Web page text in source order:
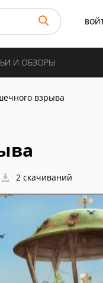
И ОБЗОРЫ
взрыва
2 скачиваний